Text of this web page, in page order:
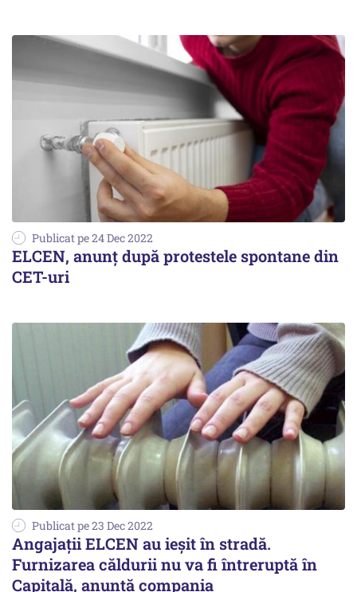
Publicat pe 24 Dec 2022
ELCEN, anunț după protestele spontane din
CET-uri
Publicat pe 23 Dec 2022
Angajații ELCEN au ieșit în stradă.
Furnizarea căldurii nu va fi întreruptă în
Capitală, anunță compania